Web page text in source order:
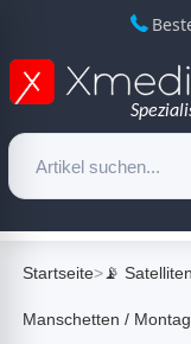
Startseite>📡
Manschetten /